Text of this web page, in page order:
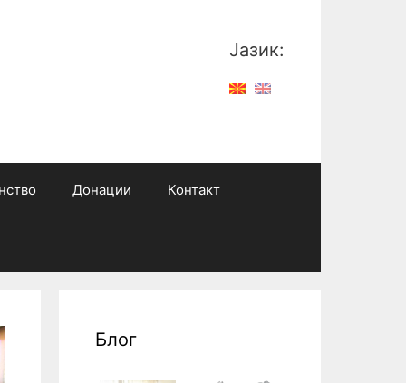
Јазик:
Донации Контакт
Блог